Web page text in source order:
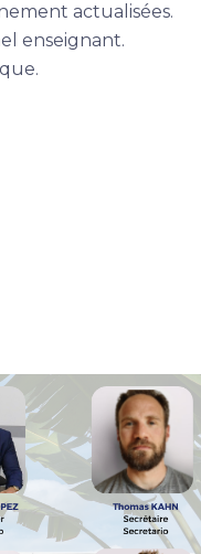
actualisées.
enseignant.